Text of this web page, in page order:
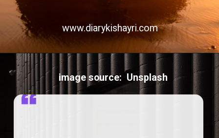
www.diarykishayri.com
image source: Unsplash